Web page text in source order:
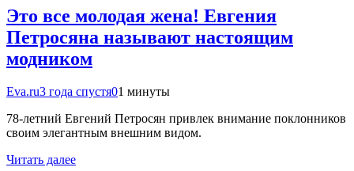
Это все молодая жена! Евгения
Петросяна называют настоящим
модником
Eva.ru3 года спустя01 минуты
78-летний Евгений Петросян привлек внимание поклонников
своим элегантным внешним видом.
Читать далее